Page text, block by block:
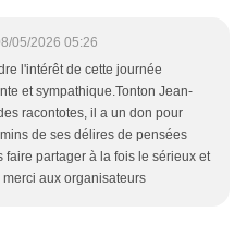
05/2026 05:26
l'intérêt de cette journée
et sympathique.Tonton Jean-
racontotes, il a un don pour
de ses délires de pensées
faire partager à la fois le sérieux et
aux organisateurs